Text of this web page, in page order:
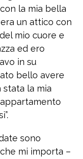
la mia bella
un attico con
mio cuore e
ed ero
in su
bello avere
stata la mia
sono
mi importa –